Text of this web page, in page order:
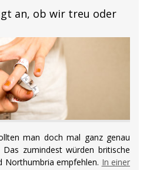
an, ob wir treu oder
man doch mal ganz genau
zumindest würden britische
Northumbria empfehlen. In einer